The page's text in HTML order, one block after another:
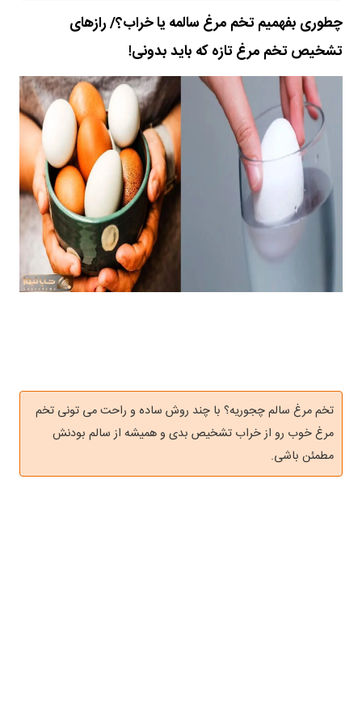
چطوری بفهمیم تخم مرغ سالمه یا خراب؟/ رازهای
تشخیص تخم مرغ تازه که باید بدونی!
تخم مرغ سالم چجوریه؟ با چند روش ساده و راحت می‌ تونی تخم
مرغ خوب رو از خراب تشخیص بدی و همیشه از سالم بودنش
مطمئن باشی.